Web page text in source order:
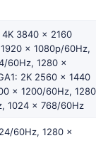
3840 × 2160
× 1080p/60Hz,
60Hz, 1280 ×
2K 2560 × 1440
× 1200/60Hz, 1280
1024 × 768/60Hz
60Hz, 1280 ×